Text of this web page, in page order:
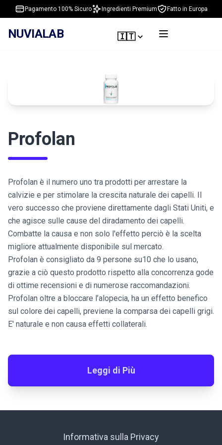
Pagamento 100% Sicuro Ingredienti Premium Fatto in Europa
NUVIALAB 🇮🇹
Profolan
Profolan è il numero uno tra prodotti per arrestare la
calvizie e per stimolare la crescita naturale dei capelli. Il
vero successo che proviene direttamente dagli Stati Uniti, e
che agisce sulle cause del diradamento dei capelli.
Combatte la causa e non solo l'effetto perciò è la scelta
migliore attualmente disponibile sul mercato.
Profolan è consigliato da 9 persone su10 che lo usano,
grazie a ciò questo prodotto rispetto alla concorrenza gode
di ottime recensioni e di numerose raccomandazioni.
Profolan oltre a bloccare l’alopecia, ha un effetto benefico
sul colore dei capelli, previene la comparsa dei capelli grigi.
E' naturale e non causa effetti collaterali.
Leggi di Più
Informativa sulla Privacy